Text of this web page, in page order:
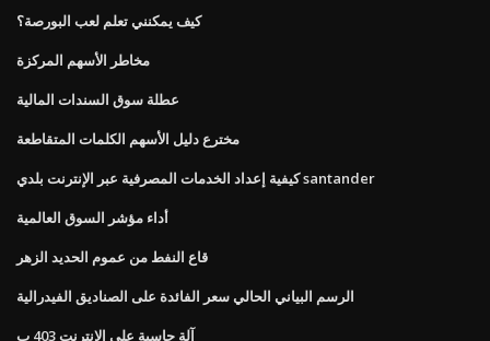
كيف يمكنني تعلم لعب البورصة؟
مخاطر الأسهم المركزة
عطلة سوق السندات المالية
مخترع دليل الأسهم الكلمات المتقاطعة
كيفية إعداد الخدمات المصرفية عبر الإنترنت بلدي santander
أداء مؤشر السوق العالمية
قاع النفط من عموم الحديد الزهر
الرسم البياني الحالي سعر الفائدة على الصناديق الفيدرالية
آلة حاسبة على الإنترنت 403 ب